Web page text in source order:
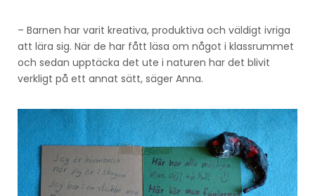
– Barnen har varit kreativa, produktiva och väldigt ivriga
att lära sig. När de har fått läsa om något i klassrummet
och sedan upptäcka det ute i naturen har det blivit
verkligt på ett annat sätt, säger Anna.